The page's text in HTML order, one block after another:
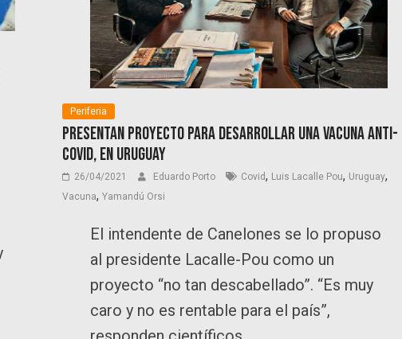
Periferia
Presentan proyecto para desarrollar una vacuna anti-
COVID, en Uruguay
26/04/2021 Eduardo Porto Covid, Luis Lacalle Pou, Uruguay,
Vacuna, Yamandú Orsi
El intendente de Canelones se lo propuso
al presidente Lacalle-Pou como un
proyecto “no tan descabellado”. “Es muy
caro y no es rentable para el país”,